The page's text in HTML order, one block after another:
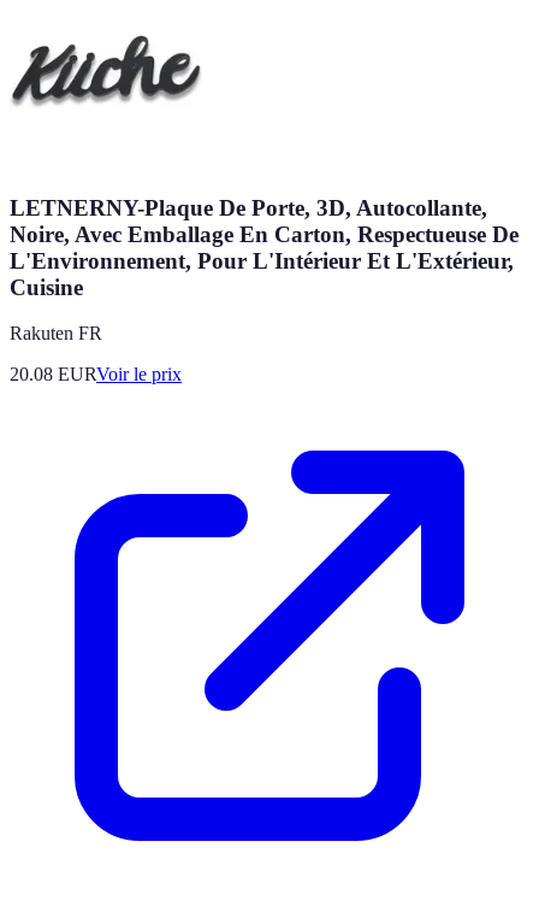
LETNERNY-Plaque De Porte, 3D, Autocollante,
Noire, Avec Emballage En Carton, Respectueuse De
L'Environnement, Pour L'Intérieur Et L'Extérieur,
Cuisine
Rakuten FR
20.08 EURVoir le prix